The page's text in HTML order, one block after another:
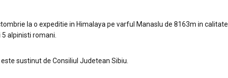
la o expeditie in Himalaya pe varful Manaslu de 8163m in calitate
alpinisti romani.
sustinut de Consiliul Judetean Sibiu.